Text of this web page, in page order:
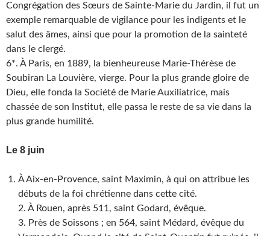
Congrégation des Sœurs de Sainte-Marie du Jardin, il fut un
exemple remarquable de vigilance pour les indigents et le
salut des âmes, ainsi que pour la promotion de la sainteté
dans le clergé.
6*. À Paris, en 1889, la bienheureuse Marie-Thérèse de
Soubiran La Louvière, vierge. Pour la plus grande gloire de
Dieu, elle fonda la Société de Marie Auxiliatrice, mais
chassée de son Institut, elle passa le reste de sa vie dans la
plus grande humilité.
Le 8 juin
À Aix-en-Provence, saint Maximin, à qui on attribue les
débuts de la foi chrétienne dans cette cité.
2. À Rouen, après 511, saint Godard, évêque.
3. Près de Soissons ; en 564, saint Médard, évêque du